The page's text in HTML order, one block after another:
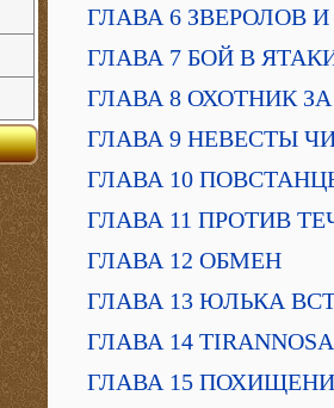
ГЛАВА 6 ЗВЕРОЛОВ
ГЛАВА 7 БОЙ В
ГЛАВА 8 ОХОТНИК
ГЛАВА 9 НЕВЕСТЫ
ГЛАВА 10
ГЛАВА 11 ПРОТИВ
ГЛАВА 12 ОБМЕН
ГЛАВА 13 ЮЛЬКА
ГЛАВА 14
ГЛАВА 15